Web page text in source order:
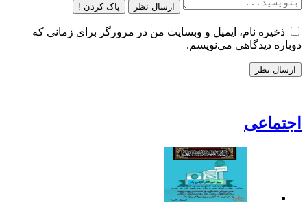
ارسال نظر پاک کردن !
ذخیره نام، ایمیل و وبسایت من در مرورگر برای زمانی که
دوباره دیدگاهی می‌نویسم.
اجتماعی